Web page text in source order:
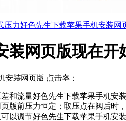
压力好色先生下载苹果手机安装网
装网页版现在开
装网页版 点击率：
差和流量好色先生下载苹果手机安
前压力恒定；取压点在阀后
可以调节好色先生下载苹果手机